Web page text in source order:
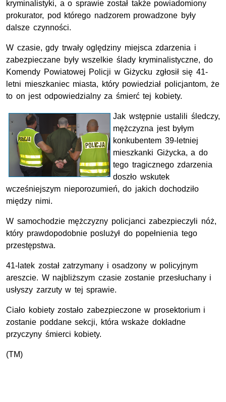
kryminalistyki, a o sprawie został także powiadomiony
prokurator, pod którego nadzorem prowadzone były
dalsze czynności.
W czasie, gdy trwały oględziny miejsca zdarzenia i
zabezpieczane były wszelkie ślady kryminalistyczne, do
Komendy Powiatowej Policji w Giżycku zgłosił się 41-
letni mieszkaniec miasta, który powiedział policjantom, że
to on jest odpowiedzialny za śmierć tej kobiety.
Jak wstępnie ustalili śledczy,
mężczyzna jest byłym
konkubentem 39-letniej
mieszkanki Giżycka, a do
tego tragicznego zdarzenia
doszło wskutek
wcześniejszym nieporozumień, do jakich dochodziło
między nimi.
W samochodzie mężczyzny policjanci zabezpieczyli nóż,
który prawdopodobnie poslużył do popełnienia tego
przestępstwa.
41-latek został zatrzymany i osadzony w policyjnym
areszcie. W najbliższym czasie zostanie przesłuchany i
usłyszy zarzuty w tej sprawie.
Ciało kobiety zostało zabezpieczone w prosektorium i
zostanie poddane sekcji, która wskaże dokładne
przyczyny śmierci kobiety.
(TM)